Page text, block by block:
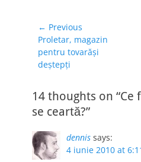
Navigare
în
articole
← Previous
Previous
post:
Proletar, magazin
pentru tovarăși
deștepți
14 thoughts on “Ce
se ceartă?”
dennis says:
4 iunie 2010 at